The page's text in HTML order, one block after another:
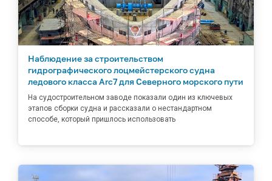
Наблюдение за строительством
гидрографического лоцмейстерского судна
ледового класса Arc7 для Северного морского пути
На судостроительном заводе показали один из ключевых
этапов сборки судна и рассказали о нестандартном
способе, который пришлось использовать